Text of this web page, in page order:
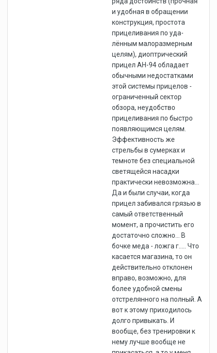
и удобная в обращении
конструк­ция, простота
прицеливания по уда­
лённым малоразмерным
целям), диоптрический
прицел АН-94 обла­дает
обычными недостатками
этой системы прицелов -
ограниченный сектор
обзора, неудобство
прицели­вания по быстро
появляющимся целям.
Эффективность же
стрельбы в сумерках и
темноте без специаль­ной
светящейся насадки
практичес­ки невозможна...
Да и были случаи, когда
прицел забивался грязью в
самый ответственный
момент, а прочистить его
достаточно сложно... В
бочке меда - ложга г..... Что
касается магазина, то он
действительно отклонен
вправо, возможно, для
более удобной смены
отстрелянного на полный. А
вот к этому приходилось
долго привыкать. И
вообще, без тренировки к
нему лучше вообще не